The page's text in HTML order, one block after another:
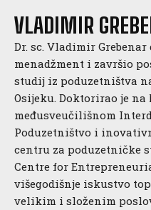
VLADIMIR
Dr. sc. Vladimir
menadžment i završio
studij iz poduzetništva
Osijeku. Doktorirao je na
međusveučilišnom
Poduzetništvo i
centru za poduzetničke
Centre for
višegodišnje iskustvo
velikim i složenim